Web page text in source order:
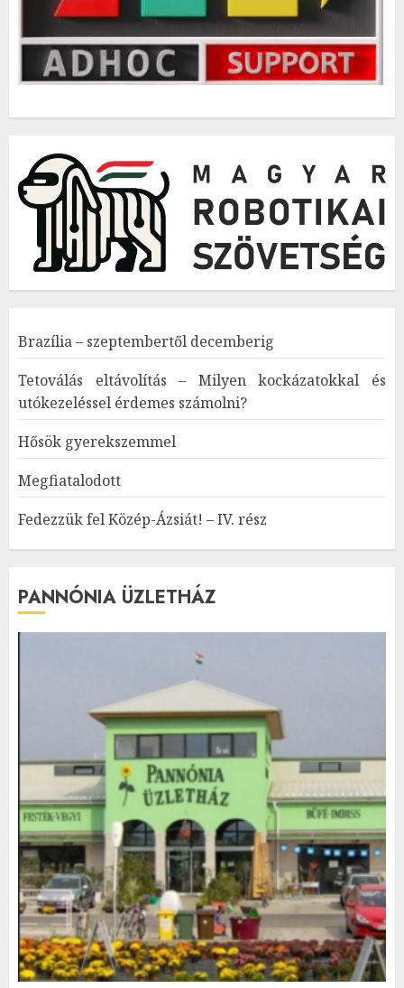
Brazília – szeptembertől decemberig
Tetoválás eltávolítás – Milyen kockázatokkal és
utókezeléssel érdemes számolni?
Hősök gyerekszemmel
Megfiatalodott
Fedezzük fel Közép-Ázsiát! – IV. rész
PANNÓNIA ÜZLETHÁZ